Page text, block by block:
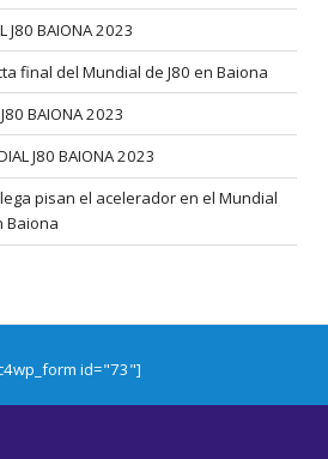
J80 BAIONA 2023
final del Mundial de J80 en Baiona
J80 BAIONA 2023
J80 BAIONA 2023
pisan el acelerador en el Mundial
Baiona
id="73"]